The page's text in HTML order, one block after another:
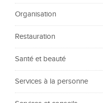
Organisation
Restauration
Santé et beauté
Services à la personne